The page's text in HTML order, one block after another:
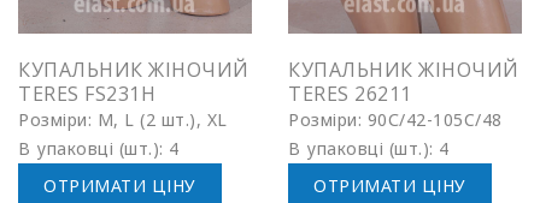
КУПАЛЬНИК ЖІНОЧИЙ
TERES FS231H
Розміри: M, L (2 шт.), XL
В упаковці (шт.): 4
ОТРИМАТИ ЦІНУ
КУПАЛЬНИК ЖІНОЧИЙ
TERES 26211
Розміри: 90С/42-105C/48
В упаковці (шт.): 4
ОТРИМАТИ ЦІНУ